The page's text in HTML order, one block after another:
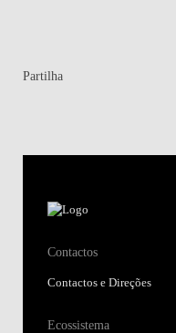
Partilha
Contactos
Contactos e Direções
Ecossistema